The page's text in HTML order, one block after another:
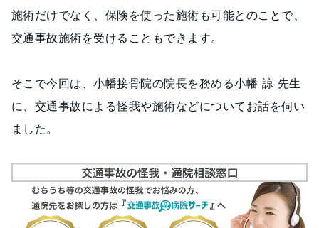
施術だけでなく、保険を使った施術も可能とのことで、
交通事故施術を受けることもできます。
そこで今回は、小幡接骨院の院長を務める小幡 諒 先生
に、交通事故による怪我や施術などについてお話を伺い
ました。